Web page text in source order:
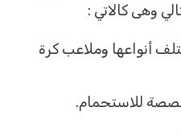
وهى كالاتي :
أنواعها وملاعب كرة
للاستحمام.